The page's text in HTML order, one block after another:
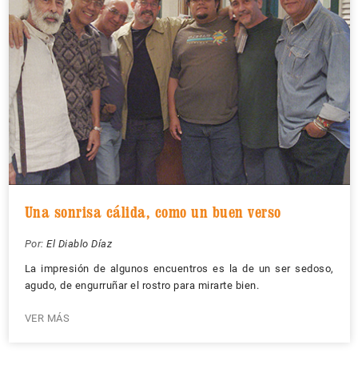
Una sonrisa cálida, como un buen verso
Por: El Diablo Díaz
La impresión de algunos encuentros es la de un ser sedoso,
agudo, de engurruñar el rostro para mirarte bien.
VER MÁS